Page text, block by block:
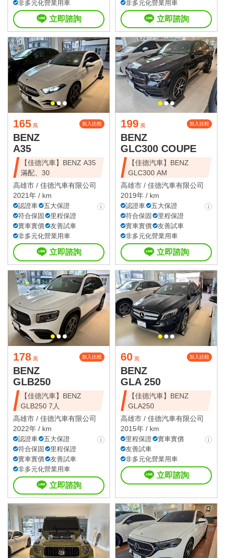
非多元化營業用車
立即諮詢
非多元化營業用車
立即諮詢
165 萬 加入比較
BENZ
A35
【佳德汽車】BENZ A35
滿配、30
高雄市 / 佳德汽車有限公司
2021年 / km
認證車
五大保證
符合保固
里程保證
實車實價
友善試車
非多元化營業用車
立即諮詢
199 萬 加入比較
BENZ
GLC300 COUPE
【佳德汽車】BENZ
GLC300 AM
高雄市 / 佳德汽車有限公司
2019年 / km
認證車
五大保證
符合保固
里程保證
實車實價
友善試車
非多元化營業用車
立即諮詢
178 萬 加入比較
BENZ
GLB250
【佳德汽車】BENZ
GLB250 7人
高雄市 / 佳德汽車有限公司
2022年 / km
認證車
五大保證
符合保固
里程保證
實車實價
友善試車
非多元化營業用車
立即諮詢
60 萬 加入比較
BENZ
GLA 250
【佳德汽車】BENZ
GLA250
高雄市 / 佳德汽車有限公司
2015年 / km
里程保證
實車實價
友善試車
非多元化營業用車
立即諮詢